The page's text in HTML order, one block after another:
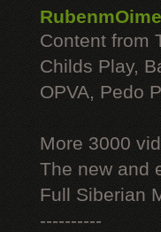
RubenmOime
Content from
Childs Play,
OPVA, Pedo
More 3000
The new and
Full Siberian
----------